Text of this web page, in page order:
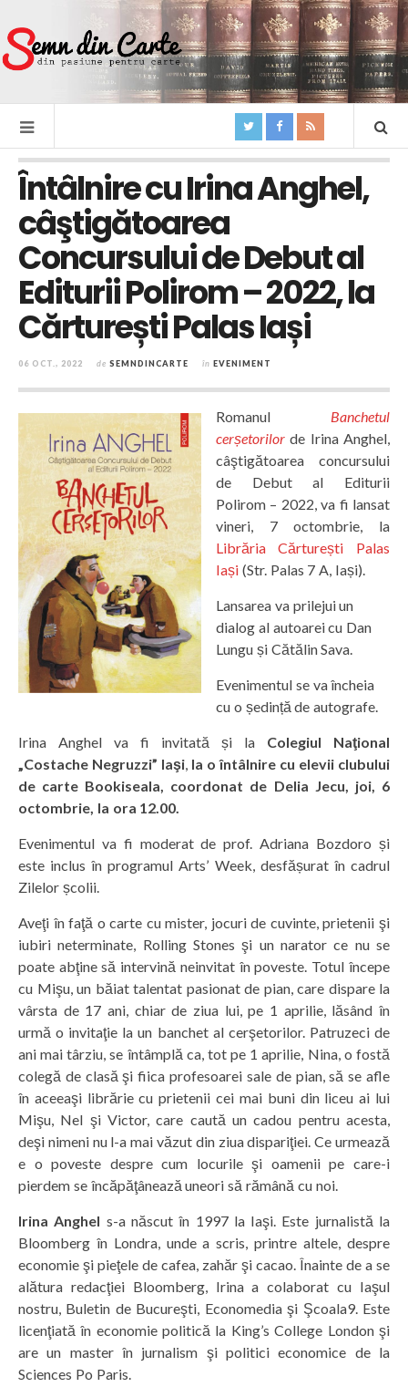
Întâlnire cu Irina Anghel,
câştigătoarea
Concursului de Debut al
Editurii Polirom – 2022, la
Cărturești Palas Iași
06 OCT., 2022 de SEMNDINCARTE în EVENIMENT
Romanul Banchetul
cerșetorilor de Irina Anghel,
câştigătoarea concursului
de Debut al Editurii
Polirom – 2022, va fi lansat
vineri, 7 octombrie, la
Librăria Cărturești Palas
Iași (Str. Palas 7 A, Iași).
Lansarea va prilejui un
dialog al autoarei cu Dan
Lungu și Cătălin Sava.
Evenimentul se va încheia
cu o ședință de autografe.
Irina Anghel va fi invitată și la Colegiul Naţional
„Costache Negruzzi” Iaşi, la o întâlnire cu elevii clubului
de carte Bookiseala, coordonat de Delia Jecu, joi, 6
octombrie, la ora 12.00.
Evenimentul va fi moderat de prof. Adriana Bozdoro și
este inclus în programul Arts’ Week, desfășurat în cadrul
Zilelor școlii.
Aveţi în faţă o carte cu mister, jocuri de cuvinte, prietenii şi
iubiri neterminate, Rolling Stones şi un narator ce nu se
poate abţine să intervină neinvitat în poveste. Totul începe
cu Mişu, un băiat talentat pasionat de pian, care dispare la
vârsta de 17 ani, chiar de ziua lui, pe 1 aprilie, lăsând în
urmă o invitaţie la un banchet al cerşetorilor. Patruzeci de
ani mai târziu, se întâmplă ca, tot pe 1 aprilie, Nina, o fostă
colegă de clasă şi fiica profesoarei sale de pian, să se afle
în aceeaşi librărie cu prietenii cei mai buni din liceu ai lui
Mişu, Nel şi Victor, care caută un cadou pentru acesta,
deşi nimeni nu l-a mai văzut din ziua dispariţiei. Ce urmează
e o poveste despre cum locurile şi oamenii pe care-i
pierdem se încăpăţânează uneori să rămână cu noi.
Irina Anghel s-a născut în 1997 la Iaşi. Este jurnalistă la
Bloomberg în Londra, unde a scris, printre altele, despre
economie şi pieţele de cafea, zahăr şi cacao. Înainte de a se
alătura redacţiei Bloomberg, Irina a colaborat cu Iaşul
nostru, Buletin de Bucureşti, Economedia şi Şcoala9. Este
licenţiată în economie politică la King’s College London şi
are un master în jurnalism şi politici economice de la
Sciences Po Paris.